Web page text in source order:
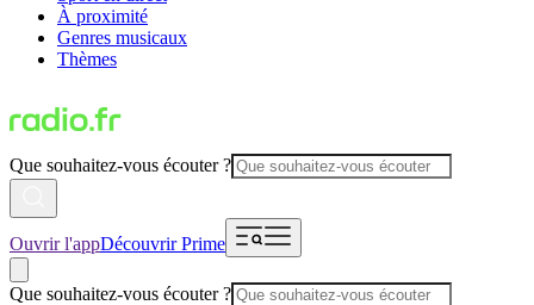
À proximité
Genres musicaux
Thèmes
Que souhaitez-vous écouter ?
Ouvrir l'appDécouvrir Prime
Que souhaitez-vous écouter ?